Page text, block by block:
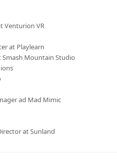
Venturion VR
at Playlearn
Smash Mountain Studio
ad Mad Mimic
at Sunland